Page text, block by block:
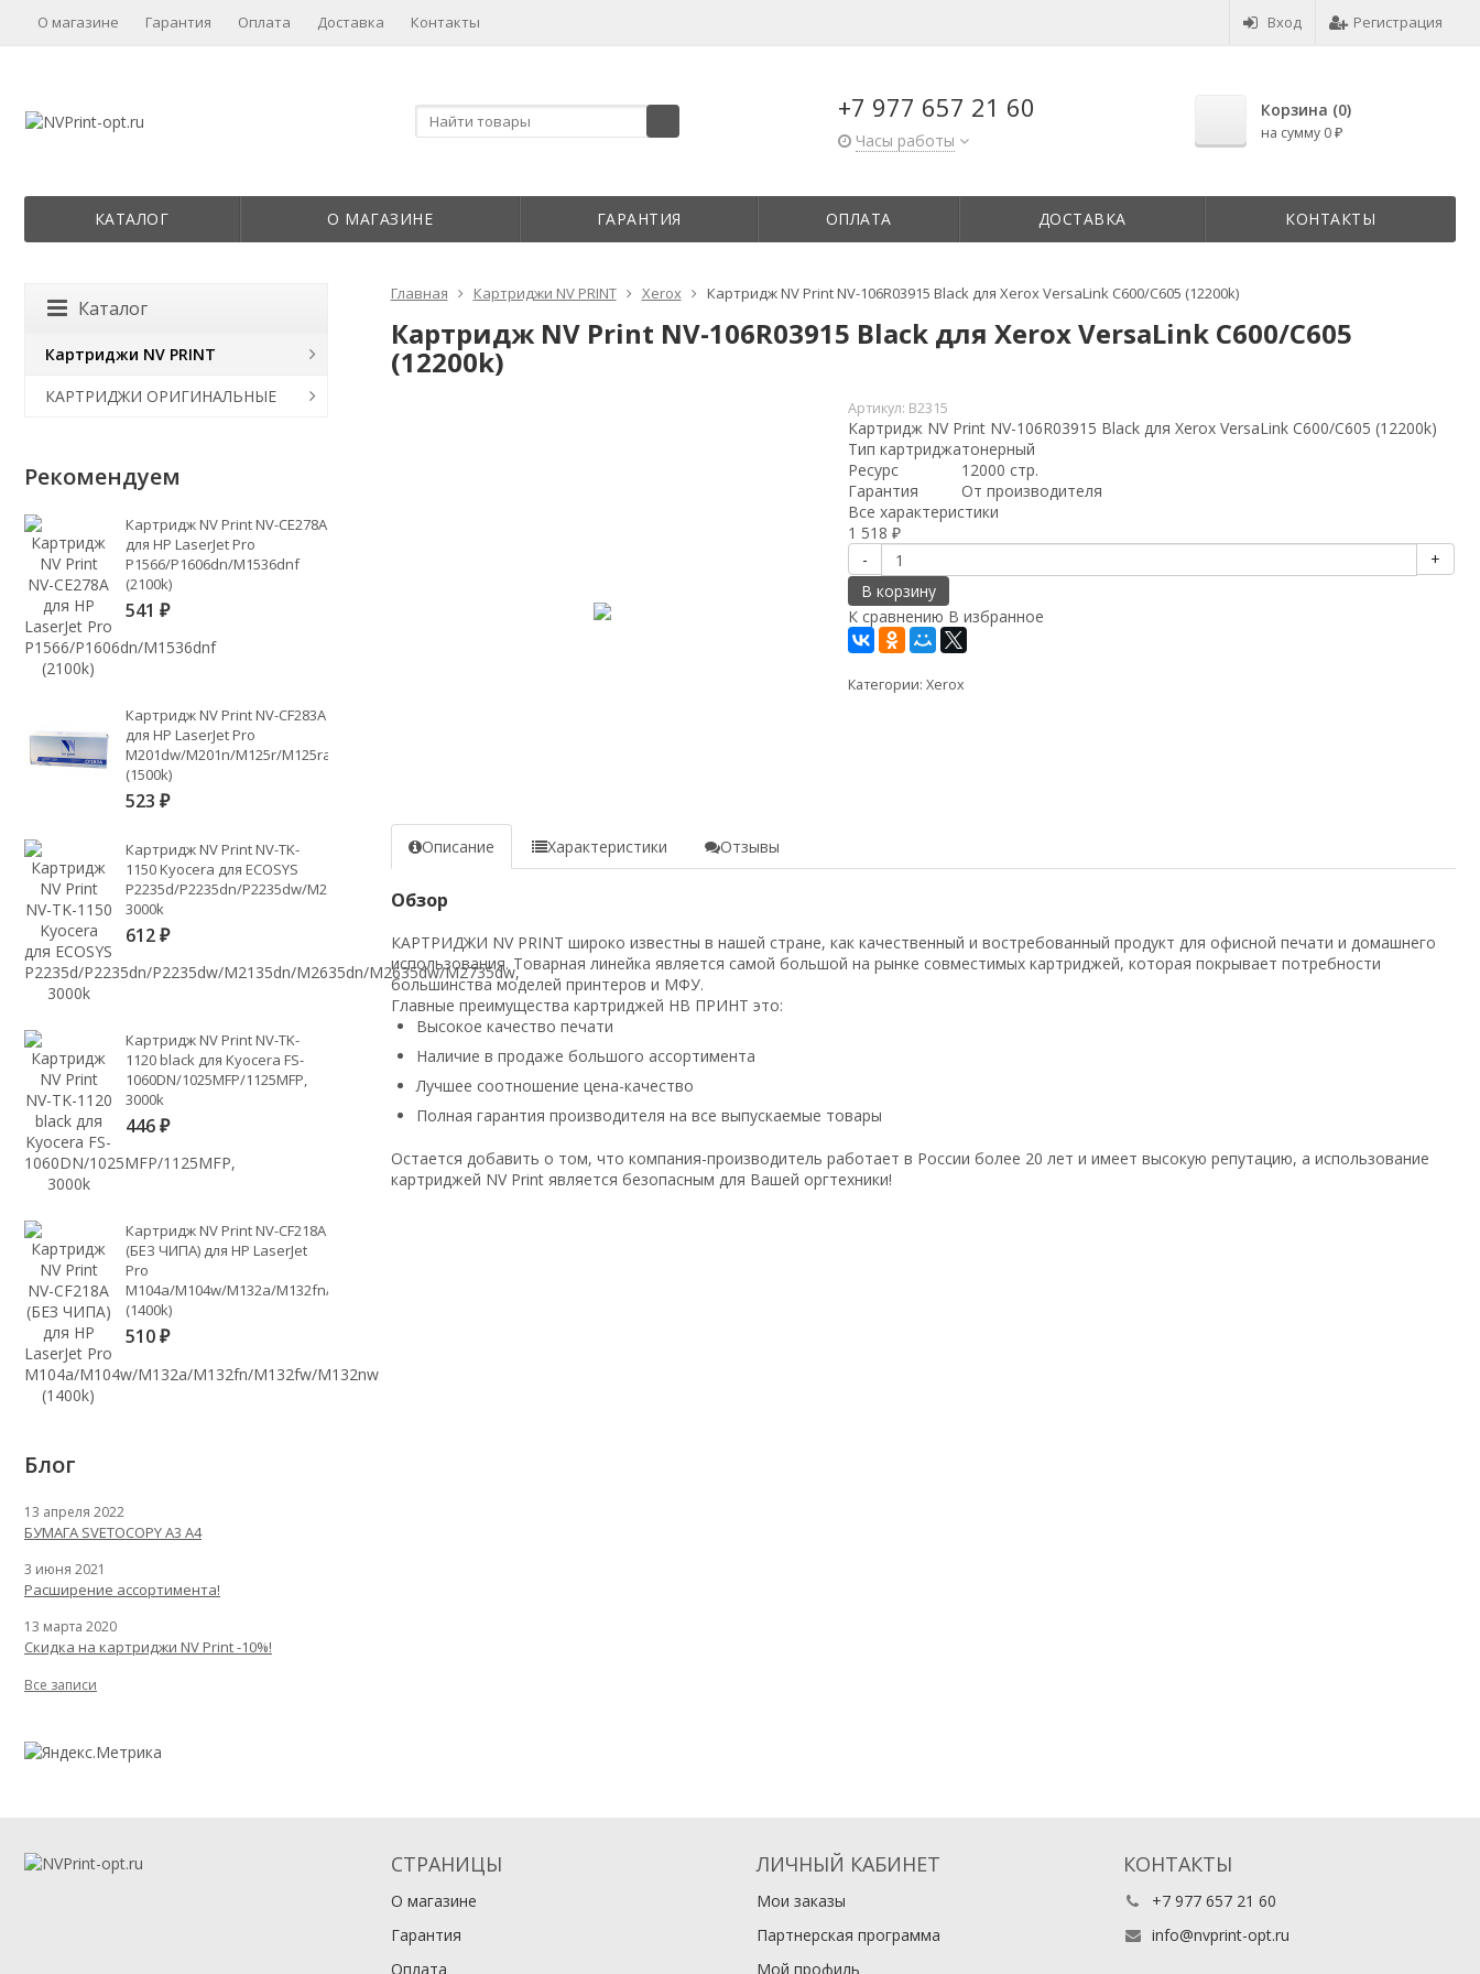
Вход Регистрация
О магазине Гарантия Оплата Доставка Контакты
+7 977 657 21 60
Часы работы
Корзина (0)
на сумму 0 ₽
КАТАЛОГ О МАГАЗИНЕ ГАРАНТИЯ ОПЛАТА ДОСТАВКА КОНТАКТЫ
Главная Картриджи NV PRINT Xerox Картридж NV Print NV-106R03915 Black для Xerox VersaLink C600/C605 (12200k)
Картридж NV Print NV-106R03915 Black для Xerox VersaLink C600/C605
(12200k)
Артикул: B2315
Картридж NV Print NV-106R03915 Black для Xerox VersaLink C600/C605 (12200k)
Тип картриджатонерный
Ресурс
12000 стр.
Гарантия
От производителя
Все характеристики
1 518₽
-
+
В корзину
К сравнению В избранное
Категории:Xerox
Описание Характеристики Отзывы
Обзор
КАРТРИДЖИ NV PRINT широко известны в нашей стране, как качественный и востребованный продукт для офисной печати и домашнего
использования. Товарная линейка является самой большой на рынке совместимых картриджей, которая покрывает потребности
большинства моделей принтеров и МФУ.
Главные преимущества картриджей НВ ПРИНТ это:
Высокое качество печати
Наличие в продаже большого ассортимента
Лучшее соотношение цена-качество
Полная гарантия производителя на все выпускаемые товары
Остается добавить о том, что компания-производитель работает в России более 20 лет и имеет высокую репутацию, а использование
картриджей NV Print является безопасным для Вашей оргтехники!
Каталог
Картриджи NV PRINT
КАРТРИДЖИ ОРИГИНАЛЬНЫЕ
Рекомендуем
Картридж NV Print NV-CE278A
для HP LaserJet Pro
P1566/P1606dn/M1536dnf
(2100k)
541 ₽
Картридж NV Print NV-CF283A
для HP LaserJet Pro
M201dw/M201n/M125r/M125ra/M225dn/M225dw/M225rdn/M125rnw/M127fn/M127fw
(1500k)
523 ₽
Картридж NV Print NV-TK-
1150 Kyocera для ECOSYS
P2235d/P2235dn/P2235dw/M2135dn/M2635dn/M2635dw/M2735dw,
3000k
612 ₽
Картридж NV Print NV-TK-
1120 black для Kyocera FS-
1060DN/1025MFP/1125MFP,
3000k
446 ₽
Картридж NV Print NV-CF218A
(БЕЗ ЧИПА) для HP LaserJet
Pro
M104a/M104w/M132a/M132fn/M132fw/M132nw
(1400k)
510 ₽
Блог
13 апреля 2022
БУМАГА SVETOCOPY A3 A4
3 июня 2021
Расширение ассортимента!
13 марта 2020
Скидка на картриджи NV Print -10%!
Все записи
СТРАНИЦЫ
О магазине
Гарантия
Оплата
ЛИЧНЫЙ КАБИНЕТ
Мои заказы
Партнерская программа
Мой профиль
КОНТАКТЫ
+7 977 657 21 60
info@nvprint-opt.ru